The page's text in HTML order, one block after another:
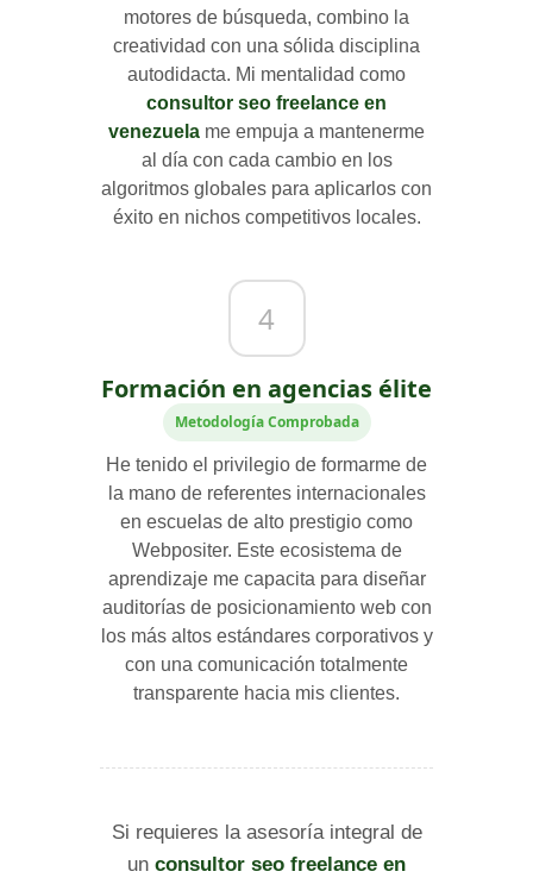
motores de búsqueda, combino la
creatividad con una sólida disciplina
autodidacta. Mi mentalidad como
consultor seo freelance en
venezuela me empuja a mantenerme
al día con cada cambio en los
algoritmos globales para aplicarlos con
éxito en nichos competitivos locales.
4
Formación en agencias élite
Metodología Comprobada
He tenido el privilegio de formarme de
la mano de referentes internacionales
en escuelas de alto prestigio como
Webpositer. Este ecosistema de
aprendizaje me capacita para diseñar
auditorías de posicionamiento web con
los más altos estándares corporativos y
con una comunicación totalmente
transparente hacia mis clientes.
Si requieres la asesoría integral de
un consultor seo freelance en